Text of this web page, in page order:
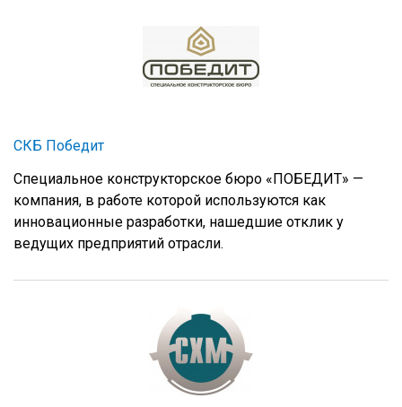
СКБ Победит
Специальное конструкторское бюро «ПОБЕДИТ» —
компания, в работе которой используются как
инновационные разработки, нашедшие отклик у
ведущих предприятий отрасли.